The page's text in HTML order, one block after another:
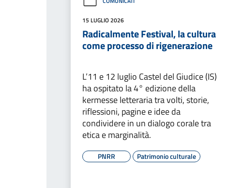
15 LUGLIO 2026
Radicalmente Festival, la cultura
come processo di rigenerazione
L’11 e 12 luglio Castel del Giudice (IS)
ha ospitato la 4° edizione della
kermesse letteraria tra volti, storie,
riflessioni, pagine e idee da
condividere in un dialogo corale tra
etica e marginalità.
PNRR Patrimonio culturale